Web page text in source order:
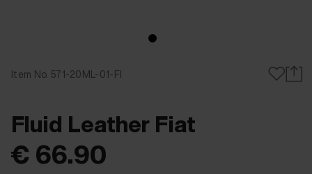
Item No. 571-20ML-01-FI
Fluid Leather Fiat
€ 66.90